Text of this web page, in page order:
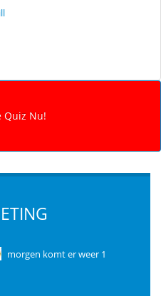
morgen komt er weer 1